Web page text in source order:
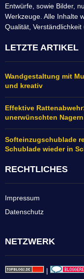
Entwürfe, sowie Bilder,
Werkzeuge. Alle Inhalte
Qualität, Verständlichkeit
LETZTE ARTIKEL
Wandgestaltung mit
und kreativ
Effektive
unerwünschten Nagern
Softeinzugschublade
Schublade wieder in
RECHTLICHES
Impressum
Datenschutz
NETZWERK
|